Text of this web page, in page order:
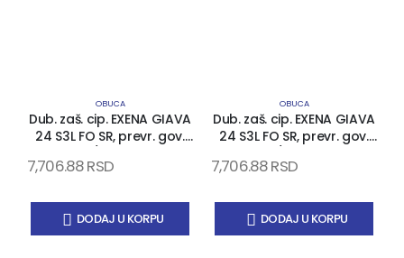
OBUCA
Dub. zaš. cip. EXENA GIAVA
24 S3L FO SR, prevr. gov.
kapa i list, EN 20345
7,706.88RSD
DODAJ U KORPU
OBUCA
Dub. zaš. cip. EXENA GIAVA
24 S3L FO SR, prevr. gov.
kapa i list, EN 20345
7,706.88RSD
DODAJ U KORPU